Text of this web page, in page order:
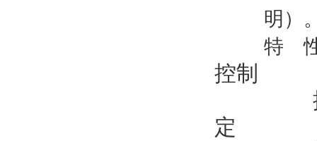
明）
特
控制
定